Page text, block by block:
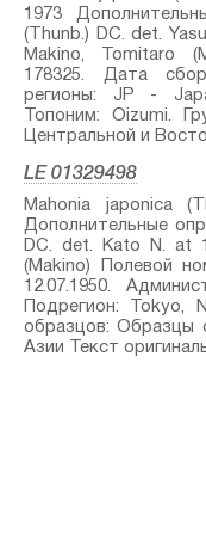
1973
(Thunb.) DC.⁣ det.
Makino, Tomitaro
178325. Дата
регионы: JP -
Топоним: Oizumi.
Центральной и
LE 01329498
Mahonia japonica
Дополнительные
DC.⁣ det. Kato N. at
(Makino) Полевой
12.07.1950.
Подрегион: Tokyo,
образцов: Образцы
Азии Текст